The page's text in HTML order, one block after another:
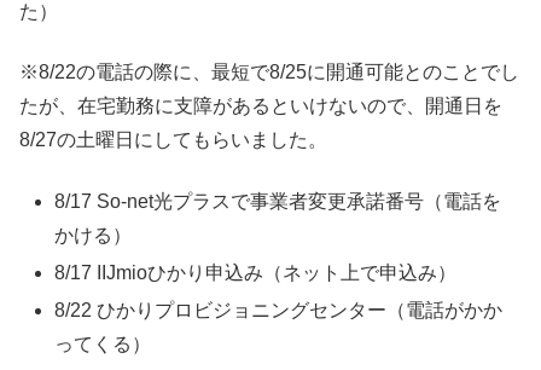
た）
※8/22の電話の際に、最短で8/25に開通可能とのことでし
たが、在宅勤務に支障があるといけないので、開通日を
8/27の土曜日にしてもらいました。
8/17 So-net光プラスで事業者変更承諾番号（電話を
かける）
8/17 IIJmioひかり申込み（ネット上で申込み）
8/22 ひかりプロビジョニングセンター（電話がかか
ってくる）